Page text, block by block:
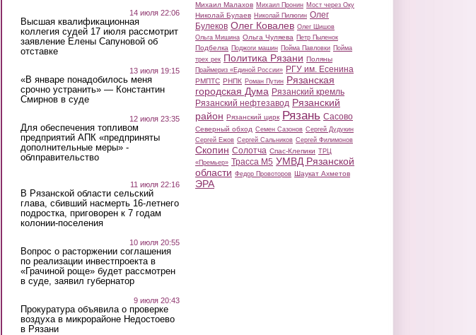
14 июля 22:06
Высшая квалификационная
коллегия судей 17 июля рассмотрит
заявление Елены Сапуновой об
отставке
13 июля 19:15
«В январе понадобилось меня
срочно устранить» — Константин
Смирнов в суде
12 июля 23:35
Для обеспечения топливом
предприятий АПК «предприняты
дополнительные меры» -
облправительство
11 июля 22:16
В Рязанской области сельский
глава, сбивший насмерть 16-летнего
подростка, приговорен к 7 годам
колонии-поселения
10 июля 20:55
Вопрос о расторжении соглашения
по реализации инвестпроекта в
«Грачиной роще» будет рассмотрен
в суде, заявил губернатор
9 июля 20:43
Прокуратура объявила о проверке
воздуха в микрорайоне Недостоево
в Рязани
Михаил Малахов Михаил Пронин Мост через Оку
Николай Булаев Николай Пилюгин Олег
Булеков Олег Ковалев Олег Шишов
Ольга Мишина Ольга Чуляева Петр Пыленок
Подбелка Поджоги машин Пойма Павловки Пойма
трех рек Политика Рязани Поляны
Праймериз «Единой России» РГУ им. Есенина
РМПТС РНПК Роман Путин Рязанская
городская Дума Рязанский кремль
Рязанский нефтезавод Рязанский
район Рязанский цирк Рязань Сасово
Северный обход Семен Сазонов Сергей Дудукин
Сергей Ежов Сергей Сальников Сергей Филимонов
Скопин Солотча Спас-Клепики ТРЦ
«Премьер» Трасса М5 УМВД Рязанской
области Федор Провоторов Шаукат Ахметов
ЭРА